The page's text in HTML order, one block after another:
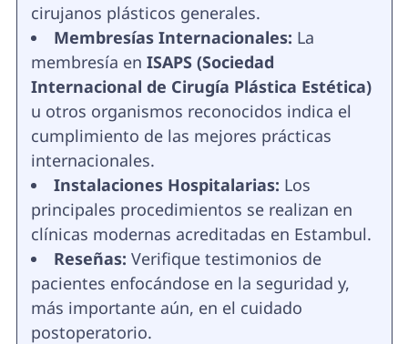
cirujanos plásticos generales.
Membresías Internacionales: La
membresía en ISAPS (Sociedad
Internacional de Cirugía Plástica Estética)
u otros organismos reconocidos indica el
cumplimiento de las mejores prácticas
internacionales.
Instalaciones Hospitalarias: Los
principales procedimientos se realizan en
clínicas modernas acreditadas en Estambul.
Reseñas: Verifique testimonios de
pacientes enfocándose en la seguridad y,
más importante aún, en el cuidado
postoperatorio.